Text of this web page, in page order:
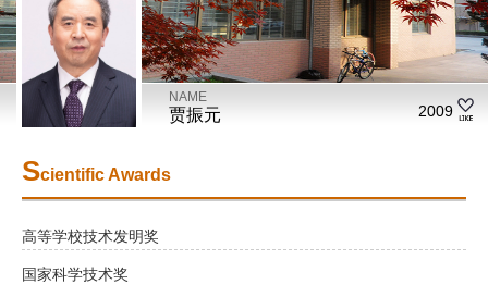
NAME
贾振元 2009
Scientific Awards
高等学校技术发明奖
国家科学技术奖